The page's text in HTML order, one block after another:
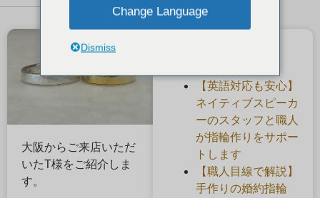
大阪からご来店いただ
いたT様をご紹介しま
す。
【英語対応も安心】
ネイティブスピーカ
ーのスタッフと職人
が指輪作りをサポー
トします
【職人目線で解説】
手作りの婚約指輪
Change Language
Dismiss